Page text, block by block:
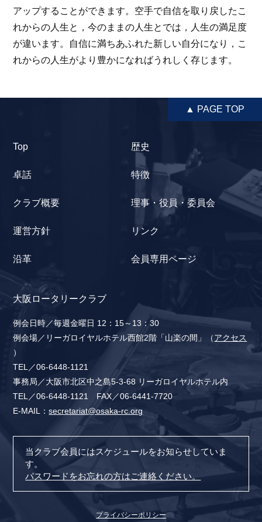
アップすることができます。空手で自信を取り戻したこ
れからの人生と，今のままの人生とでは，人生の満足度
が違います。自信に満ちあふれた新しい自分になり，こ
れからの人生がより豊かになればうれしく存じます。
▲ PAGE TOP
Top
卓話
クラブ概要
運営方針
沿革
歴史
特徴
理事・役員・委員会
リンク
会員専用ページ
大阪ロータリークラブ
例会日時／毎週金曜日 12：15～13：30
例会場／リーガロイヤルホテル西館2階「山楽の間」（アクセス
）
TEL／06-6448-1121
事務局／大阪市北区中之島5-3-68 リーガロイヤルホテル内
TEL／06-6448-1121 FAX／06-6441-7720
E-MAIL：secretariat@osaka-rc.org
当クラブ会員にはスケジュールをお知らせしていま
す。
パスワードをお忘れの方はご連絡ください。
プライバシーポリシー